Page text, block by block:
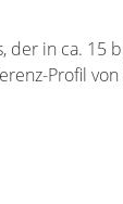
der in ca. 15
Profil